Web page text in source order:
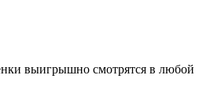
выигрышно смотрятся в любой